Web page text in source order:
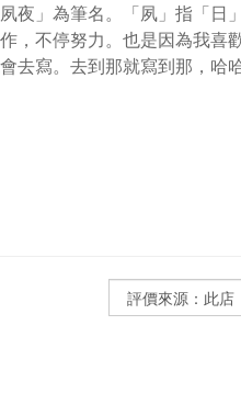
夜」為筆名。「夙」指「日
，不停努力。也是因為我喜
去寫。去到那就寫到那，哈